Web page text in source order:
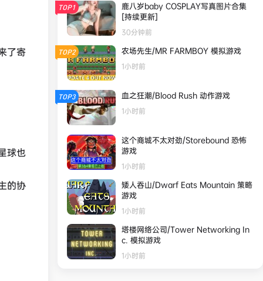
了寄
球也
的协
TOP1
鹿八岁baby COSPLAY写真图片合集
[持续更新]
30分钟前
TOP2 农场先生/MR FARMBOY 模拟游戏
1小时前
TOP3 血之狂潮/Blood Rush 动作‎游戏
1小时前
这个商城不太对劲/Storebound 恐怖
游戏
1小时前
矮人吞山/Dwarf Eats Mountain 策略
游戏
1小时前
塔楼网络公司/Tower Networking In
c. 模拟游戏
1小时前